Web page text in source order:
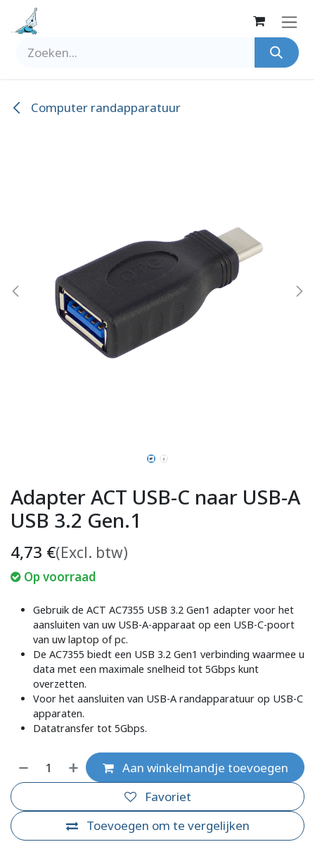
Overslaan naar inhoud
Computer randapparatuur
Adapter ACT USB-C naar USB-A
USB 3.2 Gen.1
4,73 €(Excl. btw)
Op voorraad
Gebruik de ACT AC7355 USB 3.2 Gen1 adapter voor het
aansluiten van uw USB-A-apparaat op een USB-C-poort
van uw laptop of pc.
De AC7355 biedt een USB 3.2 Gen1 verbinding waarmee u
data met een maximale snelheid tot 5Gbps kunt
overzetten.
Voor het aansluiten van USB-A randapparatuur op USB-C
apparaten.
Datatransfer tot 5Gbps.
Aan winkelmandje toevoegen
Toevoegen om te vergelijken
Favoriet